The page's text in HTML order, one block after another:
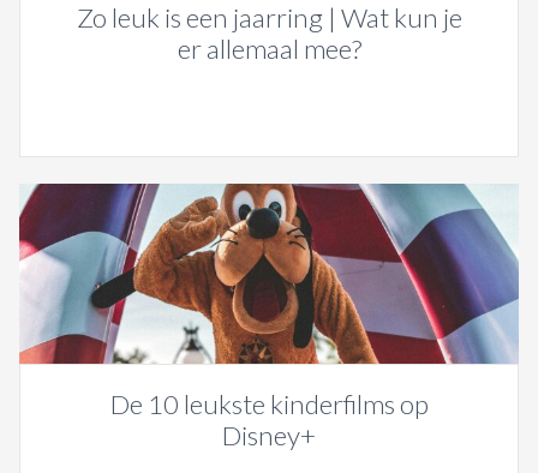
Zo leuk is een jaarring | Wat kun je
er allemaal mee?
De 10 leukste kinderfilms op
Disney+